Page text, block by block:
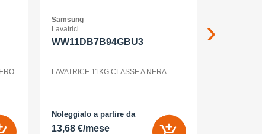
Samsung
Lavatrici
WW11DB7B94GBU3
LAVATRICE 11KG CLASSE A NERA
Noleggialo a partire da
13,68 €/mese